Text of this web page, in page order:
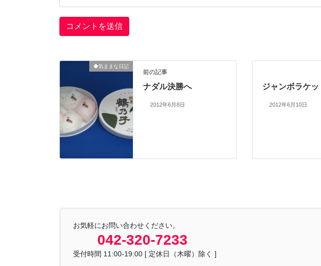
◆気ままな日記
前の記事
ナダル決勝へ
2012年6月8日
ジャンボラケッ
2012年6月10日
お気軽にお問い合わせください。
042-320-7233
受付時間 11:00-19:00 [ 定休日（木曜）除く ]